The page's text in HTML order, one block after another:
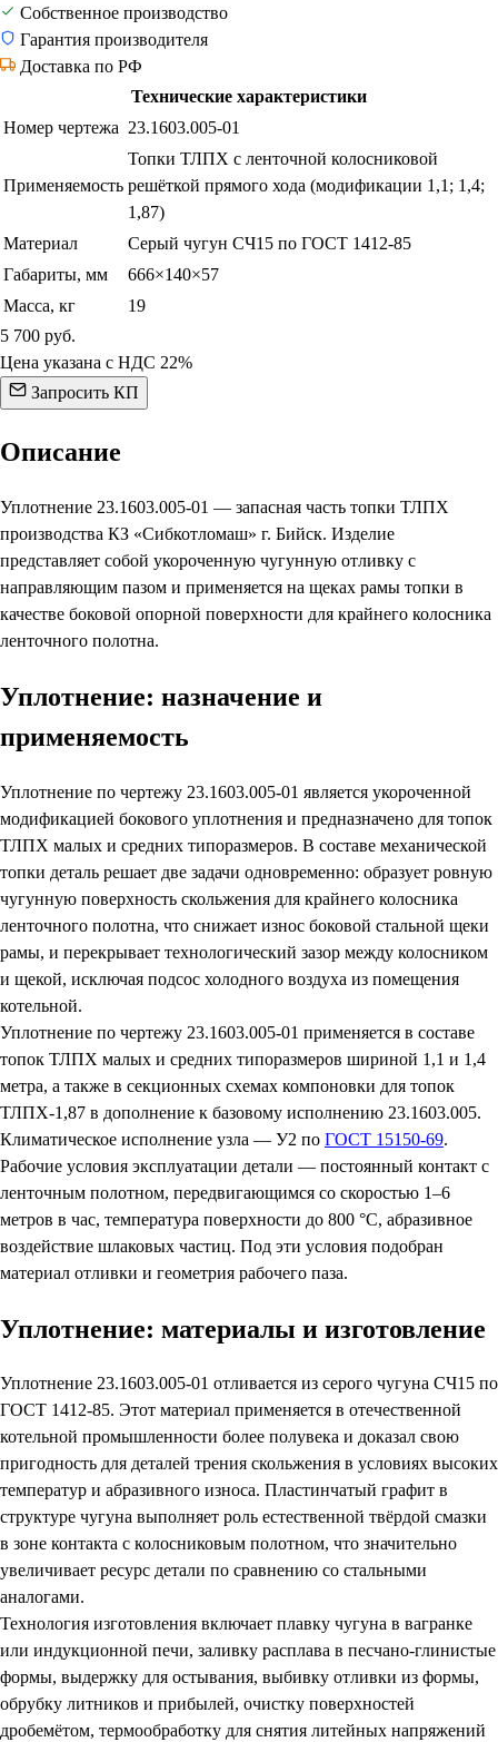
Собственное производство
Гарантия производителя
Доставка по РФ
Технические характеристики
Номер чертежа 23.1603.005-01
Применяемость
Топки ТЛПХ с ленточной колосниковой
решёткой прямого хода (модификации 1,1; 1,4;
1,87)
Материал
Серый чугун СЧ15 по ГОСТ 1412-85
Габариты, мм
666×140×57
Масса, кг
19
5 700 руб.
Цена указана с НДС 22%
Запросить КП
Описание
Уплотнение 23.1603.005-01 — запасная часть топки ТЛПХ
производства КЗ «Сибкотломаш» г. Бийск. Изделие
представляет собой укороченную чугунную отливку с
направляющим пазом и применяется на щеках рамы топки в
качестве боковой опорной поверхности для крайнего колосника
ленточного полотна.
Уплотнение: назначение и
применяемость
Уплотнение по чертежу 23.1603.005-01 является укороченной
модификацией бокового уплотнения и предназначено для топок
ТЛПХ малых и средних типоразмеров. В составе механической
топки деталь решает две задачи одновременно: образует ровную
чугунную поверхность скольжения для крайнего колосника
ленточного полотна, что снижает износ боковой стальной щеки
рамы, и перекрывает технологический зазор между колосником
и щекой, исключая подсос холодного воздуха из помещения
котельной.
Уплотнение по чертежу 23.1603.005-01 применяется в составе
топок ТЛПХ малых и средних типоразмеров шириной 1,1 и 1,4
метра, а также в секционных схемах компоновки для топок
ТЛПХ-1,87 в дополнение к базовому исполнению 23.1603.005.
Климатическое исполнение узла — У2 по ГОСТ 15150-69.
Рабочие условия эксплуатации детали — постоянный контакт с
ленточным полотном, передвигающимся со скоростью 1–6
метров в час, температура поверхности до 800 °C, абразивное
воздействие шлаковых частиц. Под эти условия подобран
материал отливки и геометрия рабочего паза.
Уплотнение: материалы и изготовление
Уплотнение 23.1603.005-01 отливается из серого чугуна СЧ15 по
ГОСТ 1412-85. Этот материал применяется в отечественной
котельной промышленности более полувека и доказал свою
пригодность для деталей трения скольжения в условиях высоких
температур и абразивного износа. Пластинчатый графит в
структуре чугуна выполняет роль естественной твёрдой смазки
в зоне контакта с колосниковым полотном, что значительно
увеличивает ресурс детали по сравнению со стальными
аналогами.
Технология изготовления включает плавку чугуна в вагранке
или индукционной печи, заливку расплава в песчано-глинистые
формы, выдержку для остывания, выбивку отливки из формы,
обрубку литников и прибылей, очистку поверхностей
дробемётом, термообработку для снятия литейных напряжений